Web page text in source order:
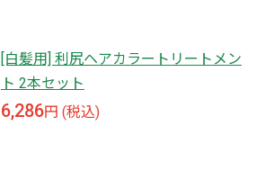
[白髪用] 利尻ヘアカラートリートメン
ト 2本セット
6,286円 (税込)